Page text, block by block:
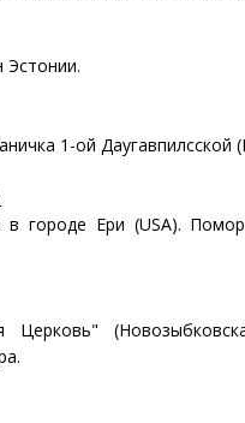
1-ой
в городе Ери (USA).
Церковь"